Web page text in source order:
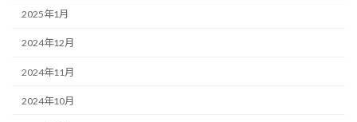
2025年1月
2024年12月
2024年11月
2024年10月